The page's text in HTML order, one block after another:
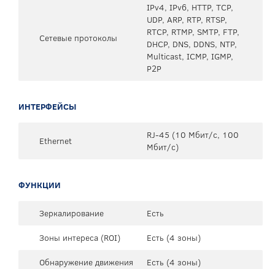
Сетевые протоколы
IPv4, IPv6, HTTP, TCP,
UDP, ARP, RTP, RTSP,
RTCP, RTMP, SMTP, FTP,
DHCP, DNS, DDNS, NTP,
Multicast, ICMP, IGMP,
P2P
ИНТЕРФЕЙСЫ
Ethernet
RJ-45 (10 Мбит/с, 100
Мбит/с)
ФУНКЦИИ
Зеркалирование
Есть
Зоны интереса (ROI)
Есть (4 зоны)
Обнаружение движения
Есть (4 зоны)